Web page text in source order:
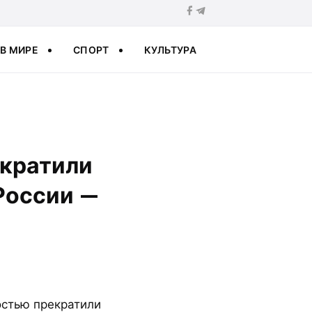
В МИРЕ СПОРТ КУЛЬТУРА
—
прекратили